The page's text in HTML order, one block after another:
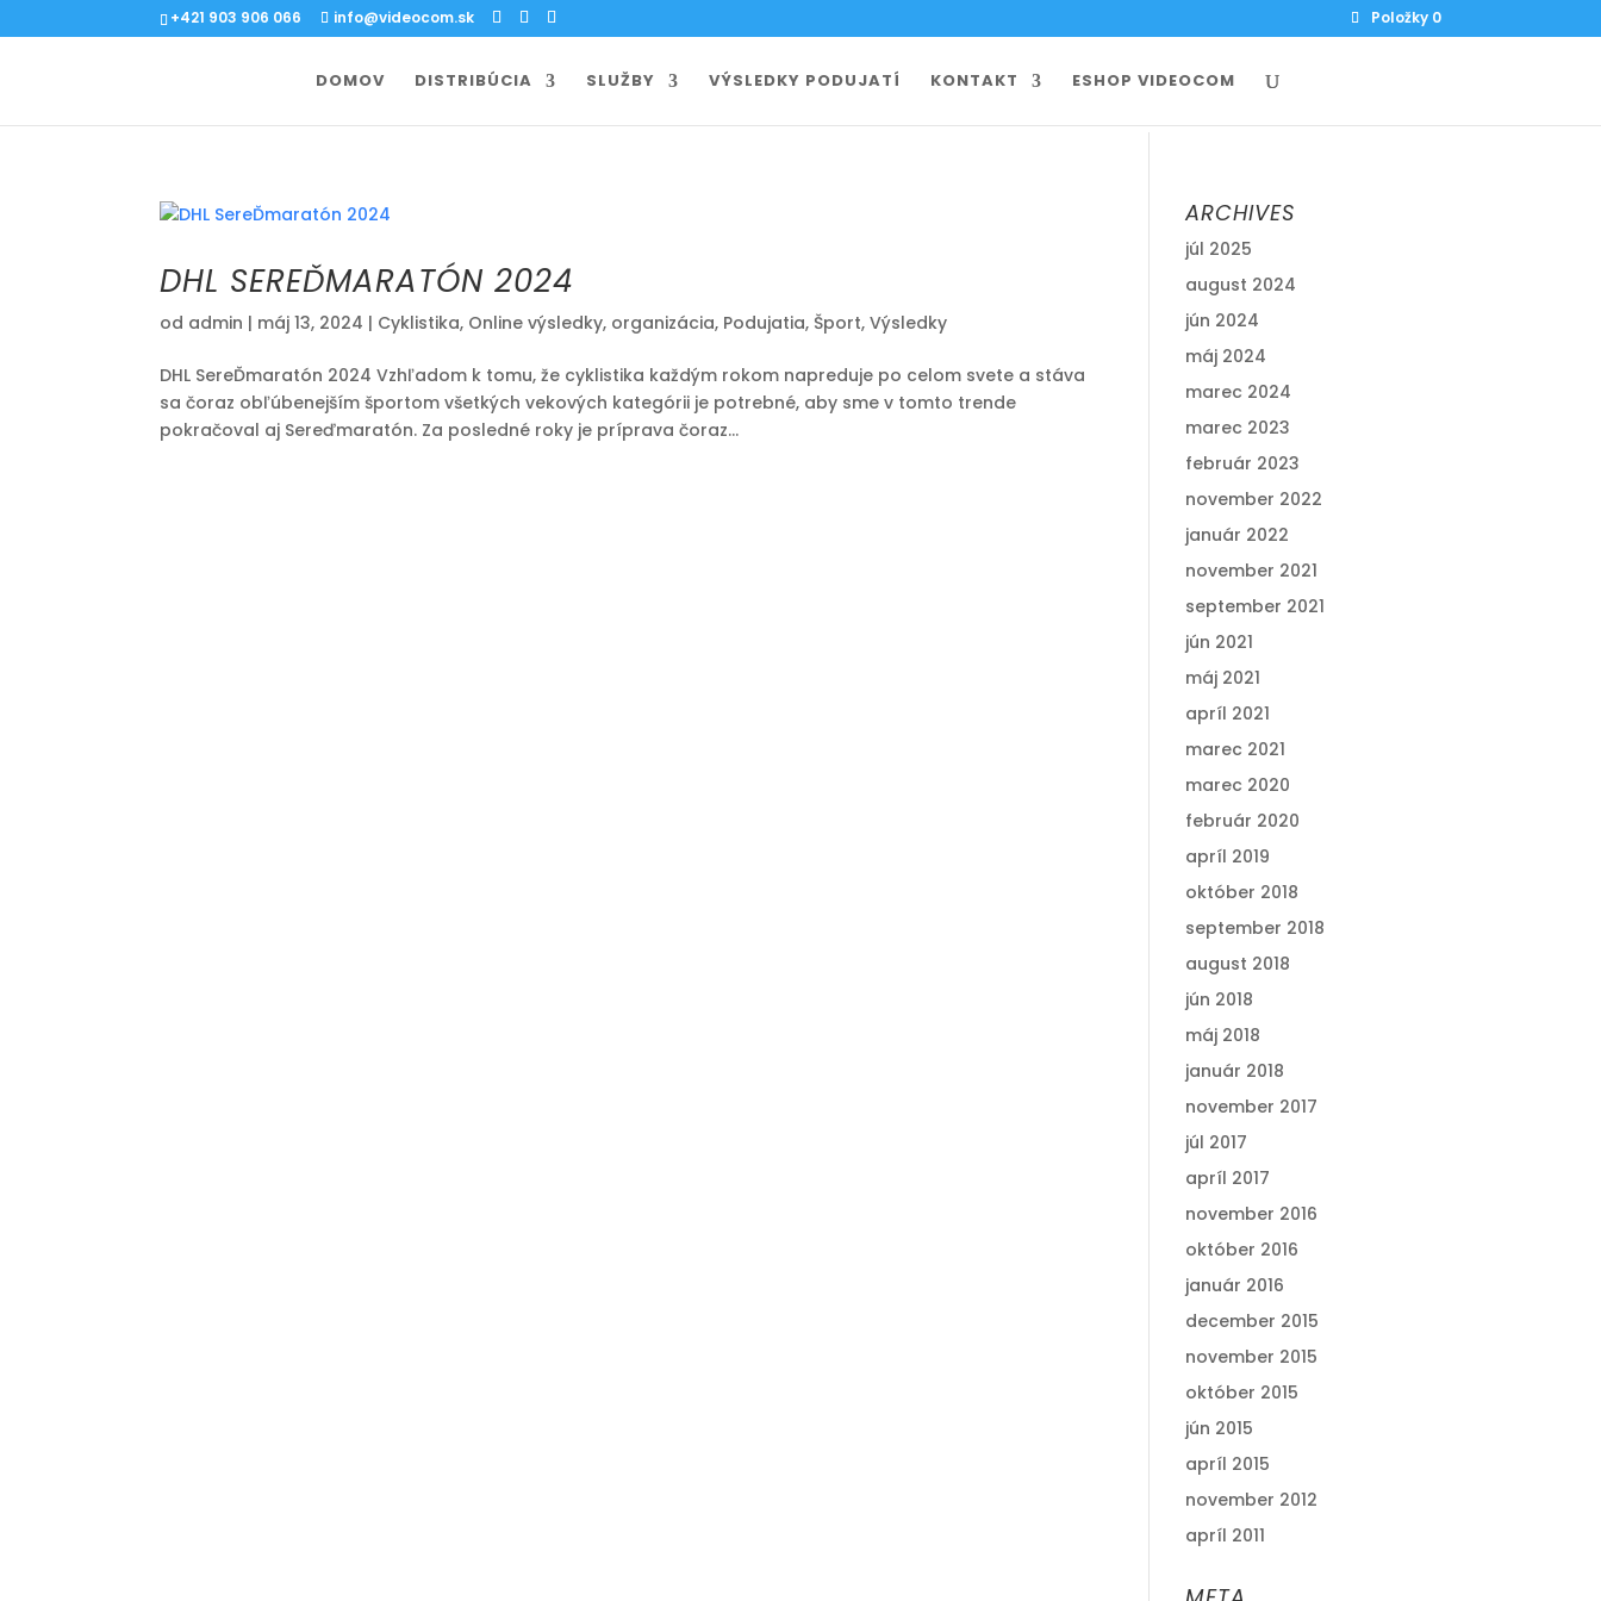
+421 903 906 066 info@videocom.sk Položky 0
DOMOV DISTRIBÚCIA SLUŽBY VÝSLEDKY PODUJATÍ KONTAKT ESHOP VIDEOCOM
DHL SEREĎMARATÓN 2024
od admin | máj 13, 2024 | Cyklistika, Online výsledky, organizácia, Podujatia, Šport,Výsledky
DHL SereĎmaratón 2024 Vzhľadom k tomu, že cyklistika každým rokom napreduje po celom svete a stáva
sa čoraz obľúbenejším športom všetkých vekových kategórii je potrebné, aby sme v tomto trende
pokračoval aj Sereďmaratón. Za posledné roky je príprava čoraz...
ARCHIVES
júl 2025
august 2024
jún 2024
máj 2024
marec 2024
marec 2023
február 2023
november 2022
január 2022
november 2021
september 2021
jún 2021
máj 2021
apríl 2021
marec 2021
marec 2020
február 2020
apríl 2019
október 2018
september 2018
august 2018
jún 2018
máj 2018
január 2018
november 2017
júl 2017
apríl 2017
november 2016
október 2016
január 2016
december 2015
november 2015
október 2015
jún 2015
apríl 2015
november 2012
apríl 2011